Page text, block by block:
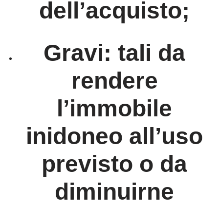
dell’acquisto;
Gravi: tali da
rendere
l’immobile
inidoneo all’uso
previsto o da
diminuirne